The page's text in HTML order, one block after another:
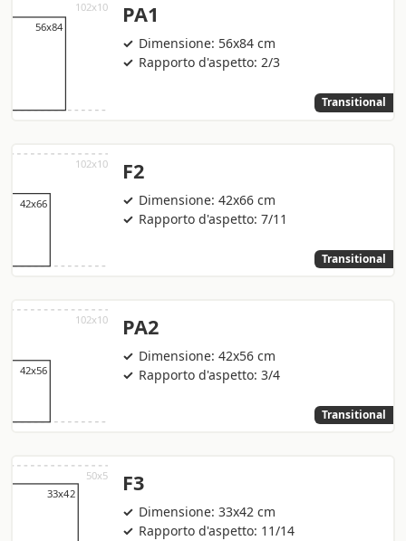
PA1
Dimensione: 56x84 cm
Rapporto d'aspetto: 2/3
Transitional
F2
Dimensione: 42x66 cm
Rapporto d'aspetto: 7/11
Transitional
PA2
Dimensione: 42x56 cm
Rapporto d'aspetto: 3/4
Transitional
F3
Dimensione: 33x42 cm
Rapporto d'aspetto: 11/14